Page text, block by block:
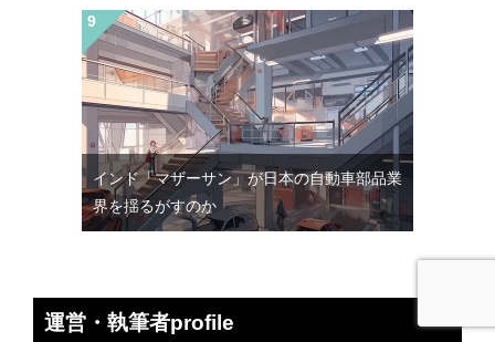
インド「マザーサン」が日本の自動車部品業
界を揺るがすのか
運営・執筆者profile